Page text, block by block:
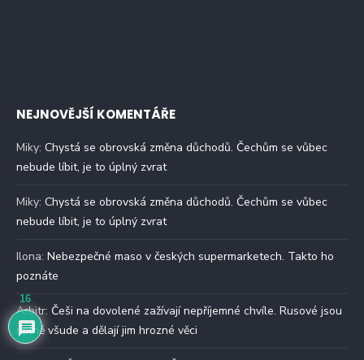
NEJNOVĚJŠÍ KOMENTÁŘE
Miky: Chystá se obrovská změna důchodů. Čechům se vůbec
nebude líbit, je to úplný zvrat
Miky: Chystá se obrovská změna důchodů. Čechům se vůbec
nebude líbit, je to úplný zvrat
Ilona: Nebezpečné maso v českých supermarketech. Takto ho
poznáte
Arbitr: Češi na dovolené zažívají nepříjemné chvíle. Rusové jsou
úplně všude a dělají jim hrozné věci
16